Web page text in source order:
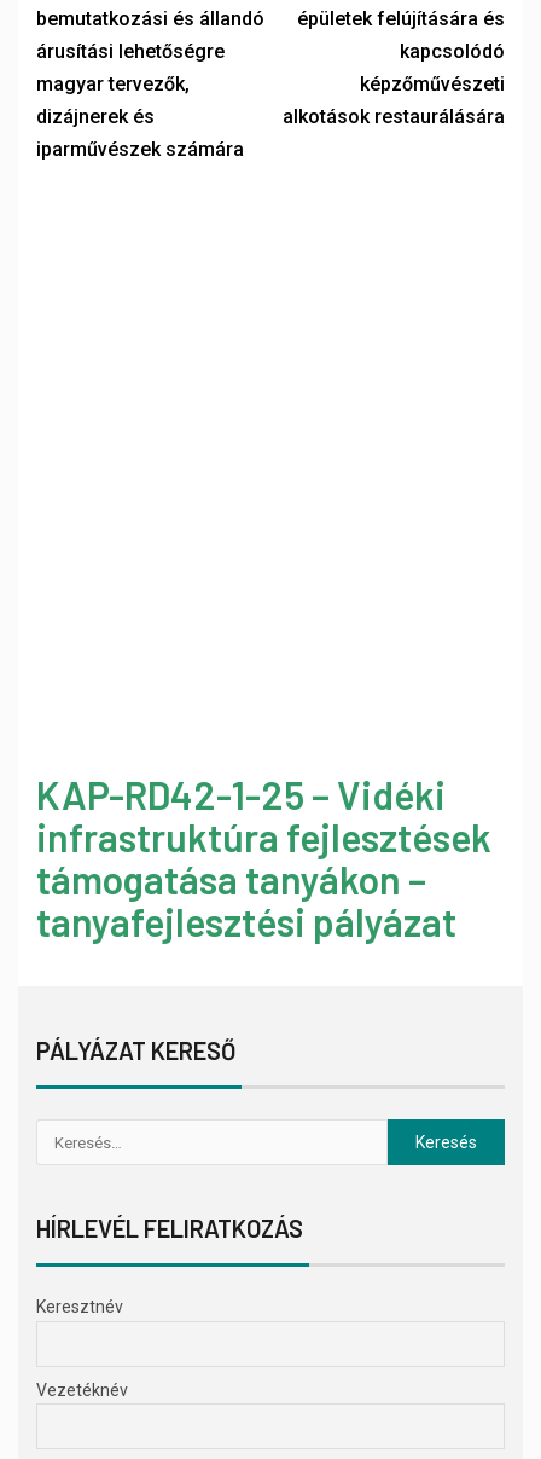
bemutatkozási és állandó
árusítási lehetőségre
magyar tervezők,
dizájnerek és
iparművészek számára
épületek felújítására és
kapcsolódó
képzőművészeti
alkotások restaurálására
KAP-RD42-1-25 – Vidéki
infrastruktúra fejlesztések
támogatása tanyákon –
tanyafejlesztési pályázat
PÁLYÁZAT KERESŐ
HÍRLEVÉL FELIRATKOZÁS
Keresztnév
Vezetéknév